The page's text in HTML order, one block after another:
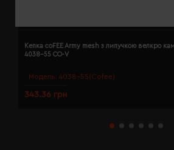
Модель: 4038-55(Cofee)
Кепка coFEE Army mesh з липучкою велкро
4038-55 CO-V
343.36 грн